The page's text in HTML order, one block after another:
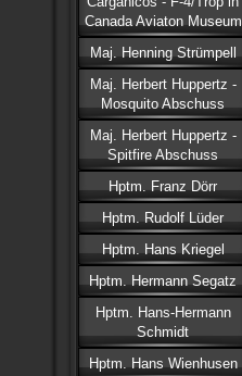
Canada Aviaton Museum
Maj. Henning Strümpell
Maj. Herbert Huppertz -
Mosquito Abschuss
Maj. Herbert Huppertz -
Spitfire Abschuss
Hptm. Franz Dörr
Hptm. Rudolf Lüder
Hptm. Hans Kriegel
Hptm. Hermann Segatz
Hptm. Hans-Hermann
Schmidt
Hptm. Hans Wienhusen